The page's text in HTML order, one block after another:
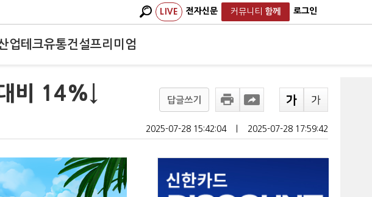
LIVE 전자신문 커뮤니티 함께 로그인
업테크유통건설프리미엄
비 14%↓ 답글쓰기
2025-07-28 15:42:04 2025-07-28 17:59:42